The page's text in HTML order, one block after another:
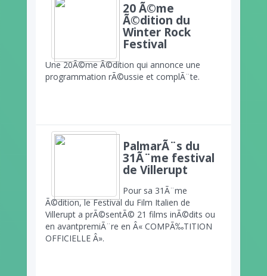
20 Ã©me
Ã©dition du
Winter Rock
Festival
Une 20Ã©me Ã©dition qui annonce une
programmation rÃ©ussie et complÃ¨te.
PalmarÃ¨s du
31Ã¨me festival
de Villerupt
Pour sa 31Ã¨me
Ã©dition, le Festival du Film Italien de
Villerupt a prÃ©sentÃ© 21 films inÃ©dits ou
en avantpremiÃ¨re en Â« COMPÃ‰TITION
OFFICIELLE Â».